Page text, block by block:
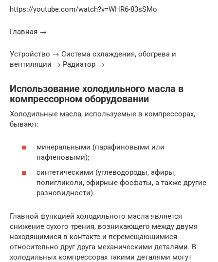
https://youtube.com/watch?v=WHR6-83sSMo
Главная →
Устройство → Система охлаждения, обогрева и
вентиляции → Радиатор →
Использование холодильного масла в
компрессорном оборудовании
Холодильные масла, используемые в компрессорах,
бывают:
минеральными (парафиновыми или
нафтеновыми);
синтетическими (углеводороды, эфиры,
полигликоли, эфирные фосфаты, а также другие
разновидности).
Главной функцией холодильного масла является
снижение сухого трения, возникающего между двумя
находящимися в контакте и перемещающимися
относительно друг друга механическими деталями. В
холодильных компрессорах такими деталями могут